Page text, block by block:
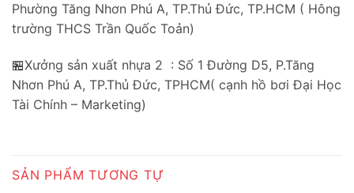
Phường Tăng Nhơn Phú A, TP.Thủ Đức, TP.HCM ( Hông
trường THCS Trần Quốc Toản)
🏪Xưởng sản xuất nhựa 2 : Số 1 Đường D5, P.Tăng
Nhơn Phú A, TP.Thủ Đức, TPHCM( cạnh hồ bơi Đại Học
Tài Chính – Marketing)
SẢN PHẨM TƯƠNG TỰ